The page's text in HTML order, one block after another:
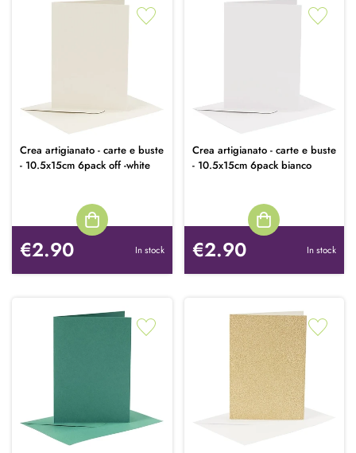
Crea artigianato - carte e buste
- 10.5x15cm 6pack off -white
€2.90 In stock
Crea artigianato - carte e buste
- 10.5x15cm 6pack bianco
€2.90 In stock